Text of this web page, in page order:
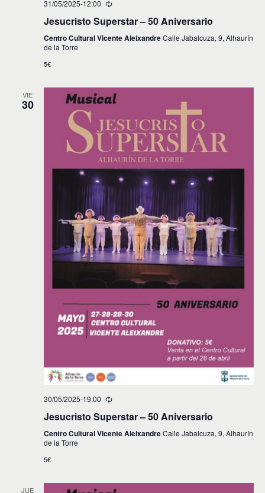
31/05/2025-12:00
Jesucristo Superstar – 50 Aniversario
Centro Cultural Vicente AleixandreCalle Jabalcuza, 9, Alhaurín
de la Torre
5€
VIE
30
30/05/2025-19:00
Jesucristo Superstar – 50 Aniversario
Centro Cultural Vicente AleixandreCalle Jabalcuza, 9, Alhaurín
de la Torre
5€
JUE